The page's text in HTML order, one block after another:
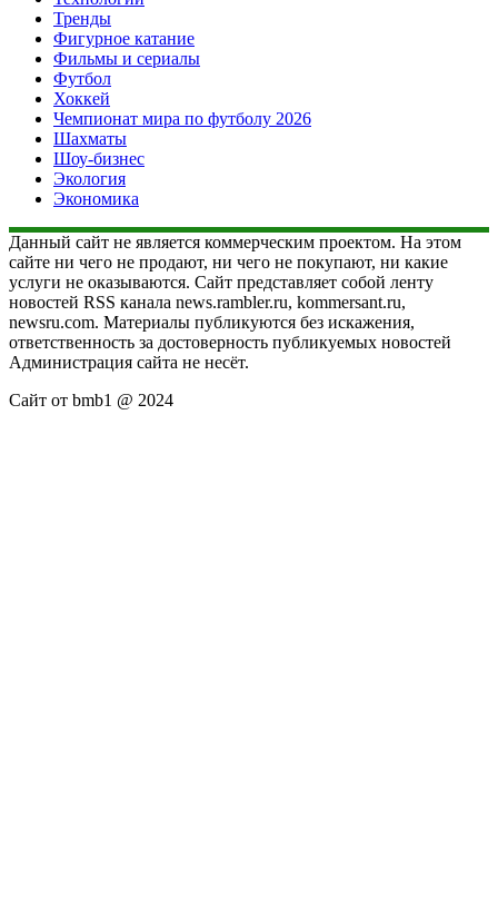
Тренды
Фигурное катание
Фильмы и сериалы
Футбол
Хоккей
Чемпионат мира по футболу 2026
Шахматы
Шоу-бизнес
Экология
Экономика
Данный сайт не является коммерческим проектом. На этом
сайте ни чего не продают, ни чего не покупают, ни какие
услуги не оказываются. Сайт представляет собой ленту
новостей RSS канала news.rambler.ru, kommersant.ru,
newsru.com. Материалы публикуются без искажения,
ответственность за достоверность публикуемых новостей
Администрация сайта не несёт.
Сайт от bmb1 @ 2024